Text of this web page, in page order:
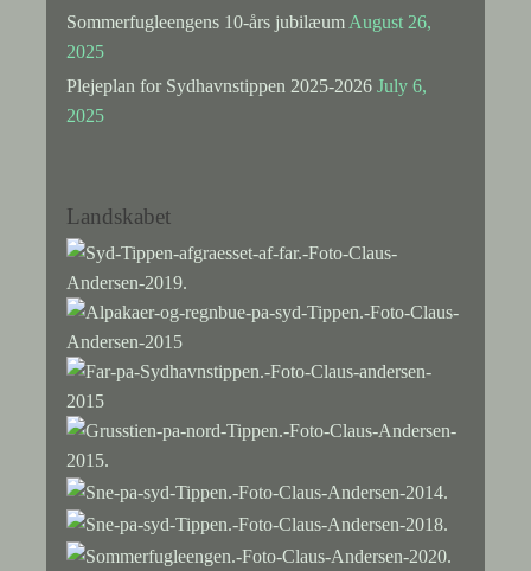
Sommerfugleengens 10-års jubilæum August 26,
2025
Plejeplan for Sydhavnstippen 2025-2026 July 6,
2025
Landskabet